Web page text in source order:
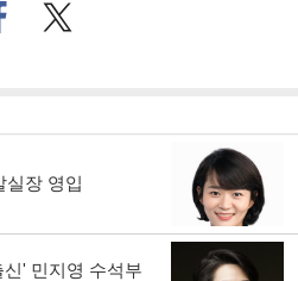
트위
터로
실장 영입
' 민지영 수석부